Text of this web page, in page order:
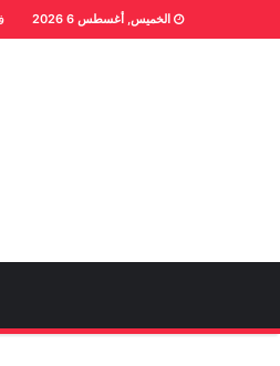
الخميس, أغسطس 6 2026